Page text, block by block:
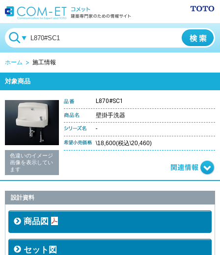
ホーム 施工情報
対象商品
色違いのイメージ
画像を表示してい
ます
L870#SC1
壁掛手洗器
-
\18,600(税込\20,460)
設計資料
商品図
セット図